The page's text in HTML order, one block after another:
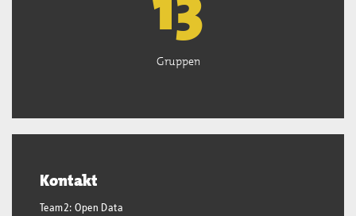
Gruppen
Kontakt
Team2: Open Data